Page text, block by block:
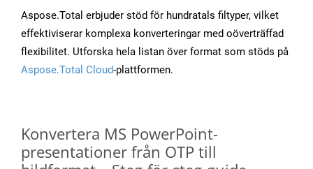
Aspose.Total erbjuder stöd för hundratals filtyper, vilket
effektiviserar komplexa konverteringar med oöverträffad
flexibilitet. Utforska hela listan över format som stöds på
Aspose.Total Cloud-plattformen.
Konvertera MS PowerPoint-
presentationer från OTP till